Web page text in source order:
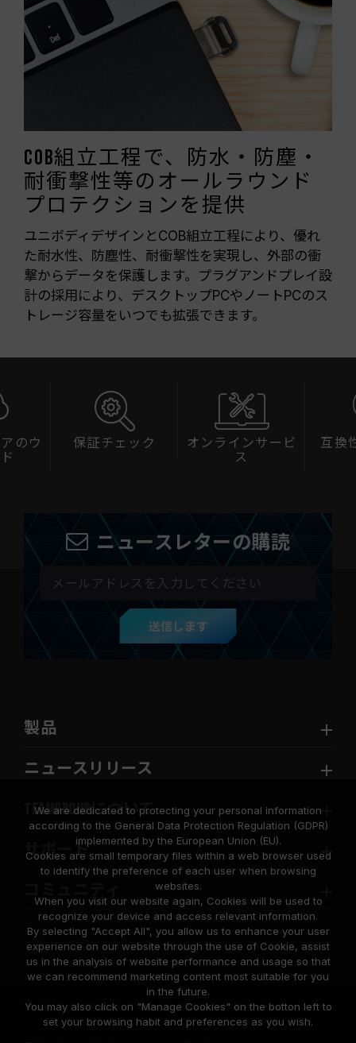
COB組立工程で、防水・防塵・
耐衝撃性等のオールラウンド
プロテクションを提供
ユニボディデザインとCOB組立工程により、優れ
た耐水性、防塵性、耐衝撃性を実現し、外部の衝
撃からデータを保護します。プラグアンドプレイ設
計の採用により、デスクトップPCやノートPCのス
トレージ容量をいつでも拡張できます。
のウ
保証チェック
オンラインサービ
ス
互換
ニュースレターの購読
送信します
製品
ニュースリリース
TEAMGROUPについて
サポート
© 2026 Team Group Inc. All Rights Reserved.
We are dedicated to protecting your personal information
according to the General Data Protection Regulation (GDPR)
implemented by the European Union (EU).
Cookies are small temporary files within a web browser used
to identify the preference of each user when browsing
websites.
When you visit our website again, Cookies will be used to
recognize your device and access relevant information.
By selecting "Accept All", you allow us to enhance your user
experience on our website through the use of Cookie, assist
us in the analysis of website performance and usage so that
we can recommend marketing content most suitable for you
in the future.
You may also click on "Manage Cookies" on the botton left to
set your browsing habit and preferences as you wish.